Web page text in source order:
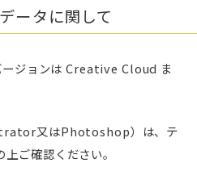
ータに関して
ジョンは Creative Cloud ま
又はPhotoshop）は、テ
ご確認ください。